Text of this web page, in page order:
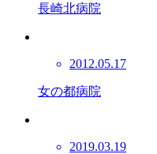
長崎北病院
2012.05.17
女の都病院
2019.03.19